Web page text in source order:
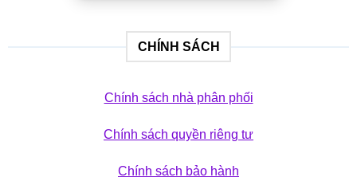
CHÍNH SÁCH
Chính sách nhà phân phối
Chính sách quyền riêng tư
Chính sách bảo hành